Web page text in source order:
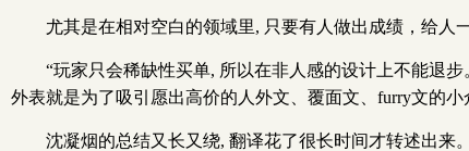
尤其是在相对空白的领域里, 只要有人做出成绩，给人
“玩家只会稀缺性买单, 所以在非人感的设计上不能退
外表就是为了吸引愿出高价的人外文、覆面文、furry文的小
沈凝烟的总结又长又绕, 翻译花了很长时间才转述出来。